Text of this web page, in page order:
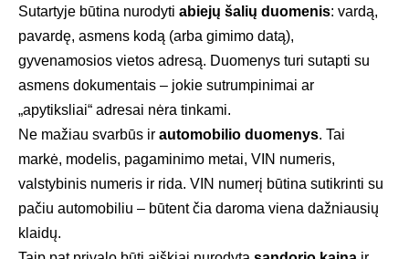
Sutartyje būtina nurodyti abiejų šalių duomenis: vardą,
pavardę, asmens kodą (arba gimimo datą),
gyvenamosios vietos adresą. Duomenys turi sutapti su
asmens dokumentais – jokie sutrumpinimai ar
„apytiksliai“ adresai nėra tinkami.
Ne mažiau svarbūs ir automobilio duomenys. Tai
markė, modelis, pagaminimo metai, VIN numeris,
valstybinis numeris ir rida. VIN numerį būtina sutikrinti su
pačiu automobiliu – būtent čia daroma viena dažniausių
klaidų.